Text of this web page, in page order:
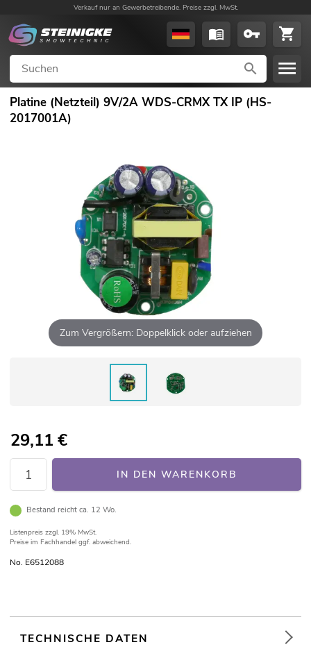
Verkauf nur an Gewerbetreibende. Preise zzgl. MwSt.
Platine (Netzteil) 9V/2A WDS-CRMX TX IP (HS-
2017001A)
Zum Vergrößern: Doppelklick oder aufziehen
29,11 €
IN DEN WARENKORB
Bestand reicht ca. 12 Wo.
Listenpreis zzgl. 19% MwSt.
Preise im Fachhandel ggf. abweichend.
No. E6512088
TECHNISCHE DATEN